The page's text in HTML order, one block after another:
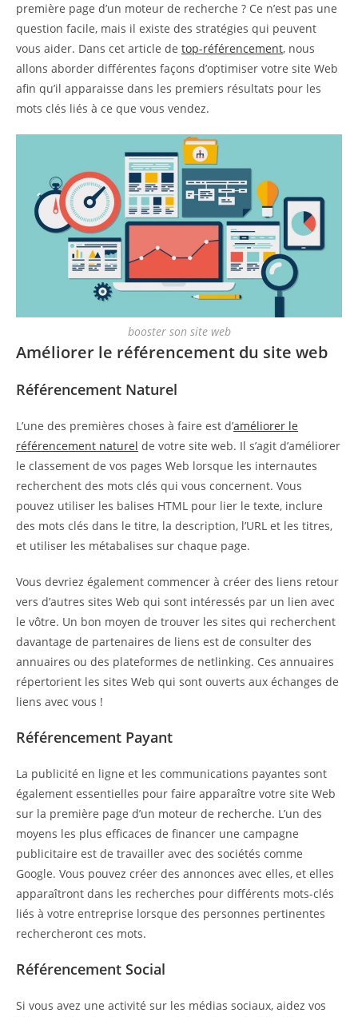
première page d’un moteur de recherche ? Ce n’est pas une
question facile, mais il existe des stratégies qui peuvent
vous aider. Dans cet article de top-référencement, nous
allons aborder différentes façons d’optimiser votre site Web
afin qu’il apparaisse dans les premiers résultats pour les
mots clés liés à ce que vous vendez.
booster son site web
Améliorer le référencement du site web
Référencement Naturel
L’une des premières choses à faire est d’améliorer le
référencement naturel de votre site web. Il s’agit d’améliorer
le classement de vos pages Web lorsque les internautes
recherchent des mots clés qui vous concernent. Vous
pouvez utiliser les balises HTML pour lier le texte, inclure
des mots clés dans le titre, la description, l’URL et les titres,
et utiliser les métabalises sur chaque page.
Vous devriez également commencer à créer des liens retour
vers d’autres sites Web qui sont intéressés par un lien avec
le vôtre. Un bon moyen de trouver les sites qui recherchent
davantage de partenaires de liens est de consulter des
annuaires ou des plateformes de netlinking. Ces annuaires
répertorient les sites Web qui sont ouverts aux échanges de
liens avec vous !
Référencement Payant
La publicité en ligne et les communications payantes sont
également essentielles pour faire apparaître votre site Web
sur la première page d’un moteur de recherche. L’un des
moyens les plus efficaces de financer une campagne
publicitaire est de travailler avec des sociétés comme
Google. Vous pouvez créer des annonces avec elles, et elles
apparaîtront dans les recherches pour différents mots-clés
liés à votre entreprise lorsque des personnes pertinentes
rechercheront ces mots.
Référencement Social
Si vous avez une activité sur les médias sociaux, aidez vos